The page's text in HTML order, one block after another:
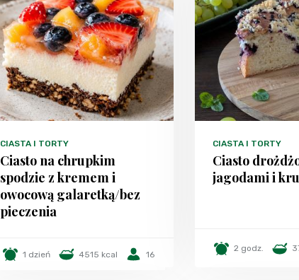
CIASTA I TORTY
Ciasto na chrupkim
spodzie z kremem i
owocową galaretką/bez
pieczenia
1 dzień 4515 kcal 16
CIASTA I TORTY
Ciasto
jagodami i
2 godz.